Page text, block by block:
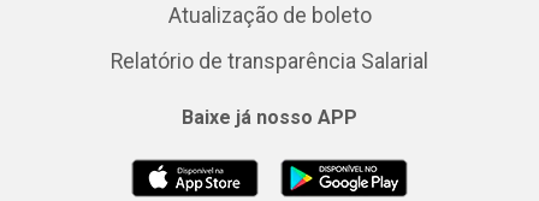
Atualização de boleto
Relatório de transparência Salarial
Baixe já nosso APP